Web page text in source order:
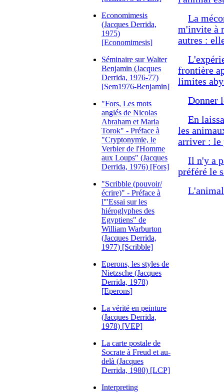
Economimesis
(Jacques Derrida,
1975)
[Economimesis]
Séminaire sur Walter
Benjamin (Jacques
Derrida, 1976-77)
[Sem1976-Benjamin]
"Fors, Les mots
anglés de Nicolas
Abraham et Maria
Torok" - Préface à
"Cryptonymie, le
Verbier de l'Homme
aux Loups" (Jacques
Derrida, 1976) [Fors]
"Scribble (pouvoir/
écrire)" - Préface à
l'"Essai sur les
hiéroglyphes des
Egyptiens" de
William Warburton
(Jacques Derrida,
1977) [Scribble]
Eperons, les styles de
Nietzsche (Jacques
Derrida, 1978)
[Eperons]
La vérité en peinture
(Jacques Derrida,
1978) [VEP]
La carte postale de
Socrate à Freud et au-
delà (Jacques
Derrida, 1980) [LCP]
Interpreting
La
m'invite à
autres :
frontière
limites
Donner
En
les
arriver : le
Il n'y a
préféré le